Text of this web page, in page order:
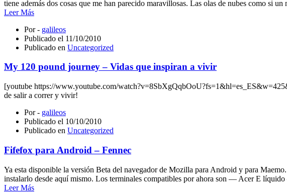
tiene además dos cosas que me han parecido maravillosas. Las olas de nubes como si
Leer Más
Por - galileos
Publicado el 11/10/2010
Publicado en Uncategorized
My 120 pound journey – Vidas que inspiran a vivir
[youtube https://www.youtube.com/
de salir a correr y vivir!
Por - galileos
Publicado el 10/10/2010
Publicado en Uncategorized
Fifefox para Android – Fennec
Ya esta disponible la versión Beta del navegador de Mozilla para Android y para
instalarlo desde aquí mismo. Los terminales compatibles por ahora son — Acer E
Leer Más